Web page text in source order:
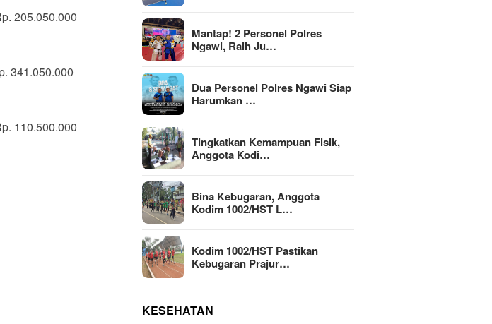
205.050.000
341.050.000
110.500.000
Mantap! 2 Personel Polres
Ngawi, Raih Ju…
Dua Personel Polres Ngawi Siap
Harumkan …
Tingkatkan Kemampuan Fisik,
Anggota Kodi…
Bina Kebugaran, Anggota
Kodim 1002/HST L…
Kodim 1002/HST Pastikan
Kebugaran Prajur…
KESEHATAN